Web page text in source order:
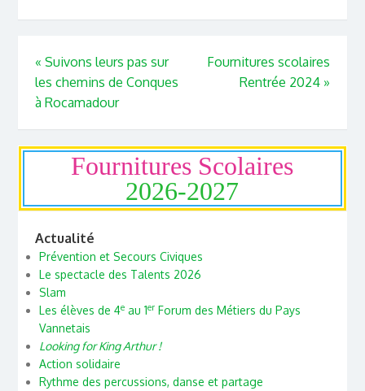
« Suivons leurs pas sur
les chemins de Conques
à Rocamadour
Fournitures scolaires
Rentrée 2024 »
Fournitures Scolaires
2026-2027
Actualité
Prévention et Secours Civiques
Le spectacle des Talents 2026
Slam
Les élèves de 4eau 1erForum des Métiers du Pays
Vannetais
Looking for King Arthur !
Action solidaire
Rythme des percussions, danse et partage